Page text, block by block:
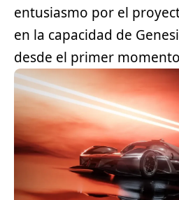
entusiasmo por el
en la capacidad de
desde el primer